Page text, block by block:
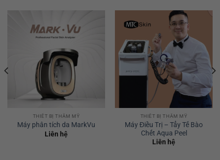
THIẾT BỊ THẨM MỸ
Máy phân tích da MarkVu
Liên hệ
THIẾT BỊ THẨM MỸ
Máy Điều Trị – Tẩy Tế Bào
Chết Aqua Peel
Liên hệ